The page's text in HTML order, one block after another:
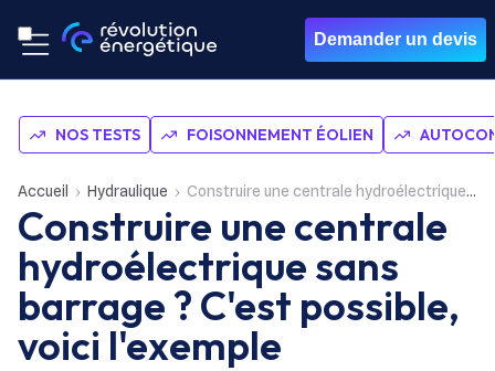
Demander un devis
NOS TESTS FOISONNEMENT ÉOLIEN
Accueil Hydraulique Construire une centrale hydroélectrique sans barrage ? C'est possible, voici l'exemple
Construire une centrale
hydroélectrique sans
barrage ? C'est possible,
voici l'exemple